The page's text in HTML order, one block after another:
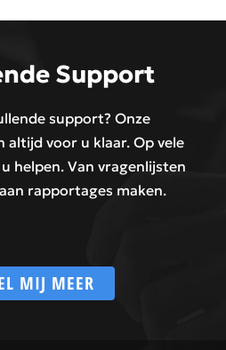
Support
support? Onze
altijd voor u klaar. Op vele
helpen. Van vragenlijsten
rapportages maken.
MIJ MEER